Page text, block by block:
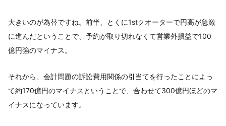
大きいのが為替ですね。前半、とくに1stクオーターで円高が急激
に進んだということで、予約が取り切れなくて営業外損益で100
億円強のマイナス。
それから、会計問題の訴訟費用関係の引当てを行ったことによっ
て約170億円のマイナスということで、合わせて300億円ほどのマ
イナスになっています。